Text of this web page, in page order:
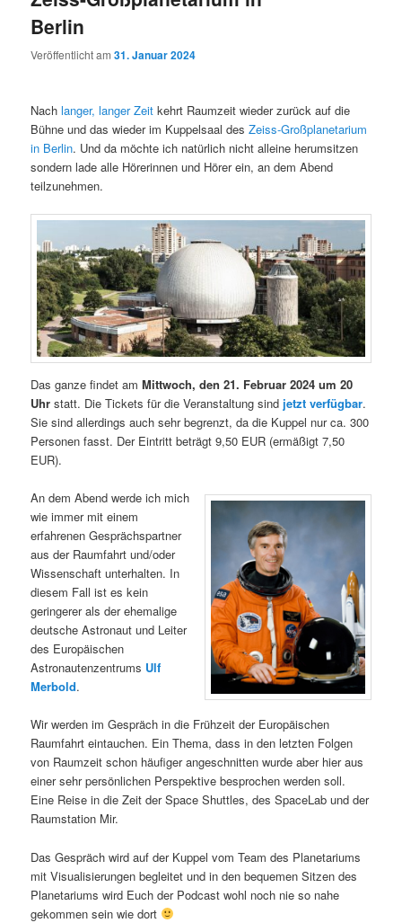
m
r
e
n
I
n
h
a
t
s
p
r
i
n
g
e
n
u
d
ä
r
e
n
I
n
a
l
t
s
p
r
i
n
g
e
n
n
a
g
a
t
i
o
Berlin
Veröffentlicht am31. Januar 2024
Nachlanger, langer Zeit kehrt Raumzeit wieder zurück auf die
Bühne und das wieder im Kuppelsaal desZeiss-Großplanetarium
in Berlin. Und da möchte ich natürlich nicht alleine herumsitzen
sondern lade alle Hörerinnen und Hörer ein, an dem Abend
teilzunehmen.
Das ganze findet amMittwoch, den 21. Februar 2024 um 20
Uhr statt. Die Tickets für die Veranstaltung sind jetzt verfügbar.
Sie sind allerdings auch sehr begrenzt, da die Kuppel nur ca. 300
Personen fasst. Der Eintritt beträgt 9,50 EUR (ermäßigt 7,50
EUR).
An dem Abend werde ich mich
wie immer mit einem
erfahrenen Gesprächspartner
aus der Raumfahrt und/oder
Wissenschaft unterhalten. In
diesem Fall ist es kein
geringerer als der ehemalige
deutsche Astronaut und Leiter
des Europäischen
Astronautenzentrums Ulf
Merbold.
Wir werden im Gespräch in die Frühzeit der Europäischen
Raumfahrt eintauchen. Ein Thema, dass in den letzten Folgen
von Raumzeit schon häufiger angeschnitten wurde aber hier aus
einer sehr persönlichen Perspektive besprochen werden soll.
Eine Reise in die Zeit der Space Shuttles, des SpaceLab und der
Raumstation Mir.
Das Gespräch wird auf der Kuppel vom Team des Planetariums
mit Visualisierungen begleitet und in den bequemen Sitzen des
Planetariums wird Euch der Podcast wohl noch nie so nahe
gekommen sein wie dort